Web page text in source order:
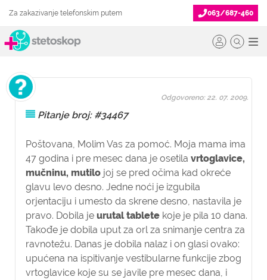
Za zakazivanje telefonskim putem 063/687-460
Pitanje broj: #34467
Poštovana, Molim Vas za pomoć. Moja mama ima
47 godina i pre mesec dana je osetila vrtoglavice,
mučninu, mutilo joj se pred očima kad okreće
glavu levo desno. Jedne noći je izgubila
orjentaciju i umesto da skrene desno, nastavila je
pravo. Dobila je urutal tablete koje je pila 10 dana.
Takođe je dobila uput za orl za snimanje centra za
ravnotežu. Danas je dobila nalaz i on glasi ovako:
upućena na ispitivanje vestibularne funkcije zbog
vrtoglavice koje su se javile pre mesec dana, i
Odgovoreno: 22. 07. 2009.